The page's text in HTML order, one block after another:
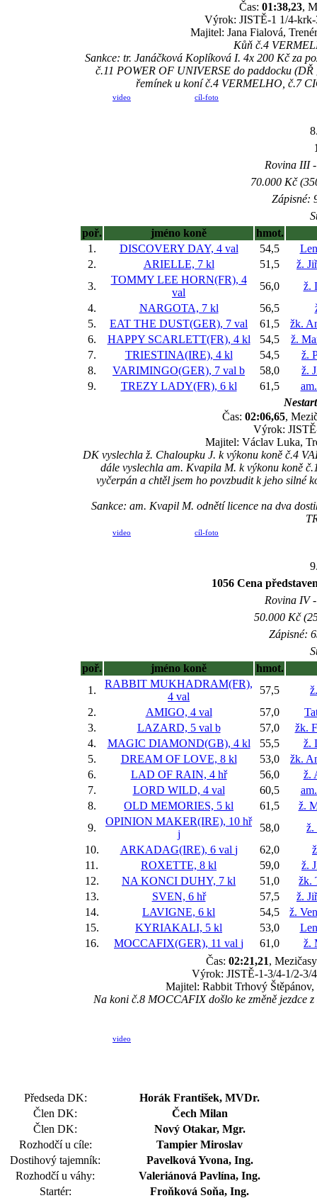
Čas: 01:38,23,
Výrok: JISTĚ-1 1/4-
Majitel: Jana Fialová,
Kůň č.4
Sankce: tr. Janáčková Koplíková I. 4x 200 Kč za
č.11 POWER OF UNIVERSE do paddocku
řemínek u koní č.4 VERMELHO, č.7
video cíl-foto
Rovina III
70.000 Kč
Zápisné:
poř.
jméno koně
hmot.
1.
DISCOVERY DAY, 4 val 54,5
2.
ARIELLE, 7 kl 51,5
ž.
3.
TOMMY LEE HORN(FR), 4
val
56,0
ž.
4.
NARGOTA, 7 kl 56,5
5.
EAT THE DUST(GER), 7 val 61,5
žk.
6.
HAPPY SCARLETT(FR), 4 kl 54,5
ž.
7.
TRIESTINA(IRE), 4 kl 54,5
ž.
8.
VARIMINGO(GER), 7 val b 58,0
ž.
9.
TREZY LADY(FR), 6 kl 61,5
Čas: 02:06,65,
Výrok:
Majitel: Václav Luka,
DK vyslechla ž. Chaloupku J. k výkonu koně č.4
dále vyslechla am. Kvapila M. k výkonu koně
vyčerpán a chtěl jsem ho povzbudit k jeho silné
Sankce: am. Kvapil M. odnětí licence na dva
video cíl-foto
1056 Cena
Rovina IV
50.000 Kč
Zápisné:
poř.
jméno koně
hmot.
1.
RABBIT MUKHADRAM(FR),
4 val
57,5
2.
AMIGO, 4 val 57,0
3.
LAZARD, 5 val b 57,0
žk.
4.
MAGIC DIAMOND(GB), 4 kl 55,5
ž.
5.
DREAM OF LOVE, 8 kl 53,0
žk.
6.
LAD OF RAIN, 4 hř 56,0
ž.
7.
LORD WILD, 4 val 60,5
8.
OLD MEMORIES, 5 kl 61,5
ž.
9.
OPINION MAKER(IRE), 10 hř
j
58,0
ž.
10.
ARKADAG(IRE), 6 val j 62,0
11.
ROXETTE, 8 kl 59,0
ž.
12.
NA KONCI DUHY, 7 kl 51,0
žk.
13.
SVEN, 6 hř 57,5
ž.
14.
LAVIGNE, 6 kl 54,5
ž.
15.
KYRIAKALI, 5 kl 53,0
16.
MOCCAFIX(GER), 11 val j 61,0
ž.
Čas: 02:21,21,
Výrok: JISTĚ-1-3/4-1/2-3/
Majitel: Rabbit Trhový
Na koni č.8 MOCCAFIX došlo ke změně jezdce
video
Předseda DK:
Horák František, MVDr.
Člen DK:
Čech Milan
Člen DK:
Nový Otakar, Mgr.
Rozhodčí u cíle:
Tampier Miroslav
Dostihový tajemník:
Pavelková Yvona, Ing.
Rozhodčí u váhy:
Valeriánová Pavlína, Ing.
Startér:
Froňková Soňa, Ing.